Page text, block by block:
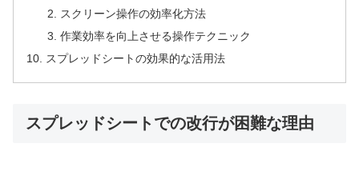
スクリーン操作の効率化方法
作業効率を向上させる操作テクニック
スプレッドシートの効果的な活用法
スプレッドシートでの改行が困難な理由